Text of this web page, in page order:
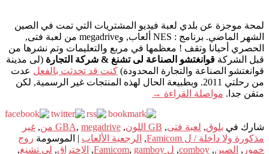
لمحة موجزة عن بلدي لعبة فيديو المشتريات التي تمت في الصين
الشهر الماضي. برنامج : NES ألعاب, وmegadrive من لعبة فتى,
الحصري أحيانا وتقف ! معظمها في مربع والتعليمات وتم نشرها من
قبل الشركة قوانغتشو الصناعة لى تشنغ & شركة التجارة (لى مدينة
قوانغتشو الصناعة والتجارة المحدودة) كنت قد تحدثت بالفعل عدت
من رحلتي 2011. وبطبيعة الحال لهذه المنتجات غير الرسمية, لكن
متقن جدا. مواصلة القراءة →
شارك في بلوق, لعبة فتى, GB اللون ,
GBA, megadrive من , غير
مذكورة ولا داخلة / ل Famicom
, الرجعية الألعاب الموسومة روج
خمور , الصين,
comboy
, ل Famicom , gamboy
, الإختراق, لى تشنغ,